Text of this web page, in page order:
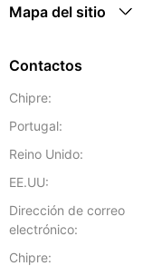
Mapa del sitio
Contactos
Chipre:
Portugal:
Reino Unido:
EE.UU:
Dirección de correo
electrónico:
Chipre: